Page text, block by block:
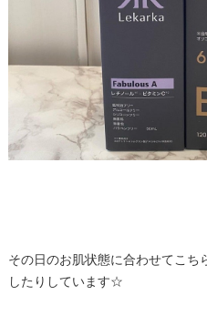
その日のお肌状態に合わせてこち
したりしています☆